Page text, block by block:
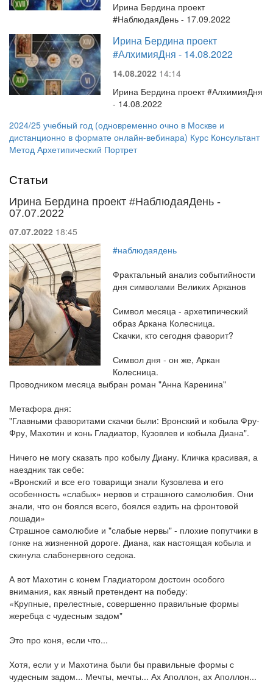
Ирина Бердина проект
#НаблюдаяДень - 17.09.2022
Ирина Бердина проект
#АлхимияДня - 14.08.2022
14.08.2022 14:14
Ирина Бердина проект #АлхимияДня
- 14.08.2022
2024/25 учебный год (одновременно очно в Москве и
дистанционно в формате онлайн-вебинара) Курс Консультант
Метод Архетипический Портрет
Статьи
Ирина Бердина проект #НаблюдаяДень -
07.07.2022
07.07.2022 18:45
#наблюдаядень
Фрактальный анализ событийности
дня символами Великих Арканов
Символ месяца - архетипический
образ Аркана Колесница.
Скачки, кто сегодня фаворит?
Символ дня - он же, Аркан
Колесница.
Проводником месяца выбран роман "Анна Каренина"
Метафора дня:
"Главными фаворитами скачки были: Вронский и кобыла Фру-
Фру, Махотин и конь Гладиатор, Кузовлев и кобыла Диана".
Ничего не могу сказать про кобылу Диану. Кличка красивая, а
наездник так себе:
«Вронский и все его товарищи знали Кузовлева и его
особенность «слабых» нервов и страшного самолюбия. Они
знали, что он боялся всего, боялся ездить на фронтовой
лошади»
Страшное самолюбие и "слабые нервы" - плохие попутчики в
гонке на жизненной дороге. Диана, как настоящая кобыла и
скинула слабонервного седока.
А вот Махотин с конем Гладиатором достоин особого
внимания, как явный претендент на победу:
«Крупные, прелестные, совершенно правильные формы
жеребца с чудесным задом"
Это про коня, если что...
Хотя, если у и Махотина были бы правильные формы с
чудесным задом... Мечты, мечты... Ах Аполлон, ах Аполлон...